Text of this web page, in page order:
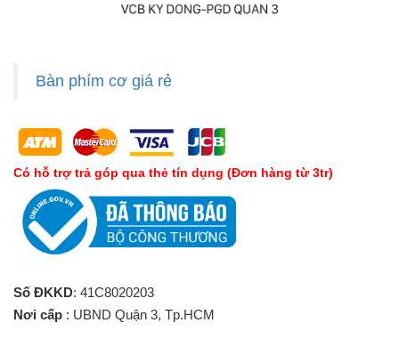
Bàn phím cơ giá rẻ
Có hỗ trợ trả góp qua thẻ tín dụng (Đơn hàng từ 3tr)
Số ĐKKD: 41C8020203
Nơi cấp : UBND Quận 3, Tp.HCM